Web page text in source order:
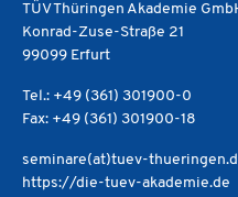
TÜV Thüringen Akademie
Konrad-Zuse-Straße 21
99099 Erfurt
Tel.: +49 (361) 301900-0
Fax: +49 (361) 301900-18
seminare(at)tuev-
https://die-tuev-akademie.de